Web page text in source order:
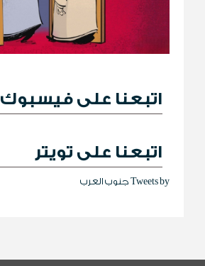
اتبعنا على فيسبوك
اتبعنا على تويتر
Tweets by جنوب العرب